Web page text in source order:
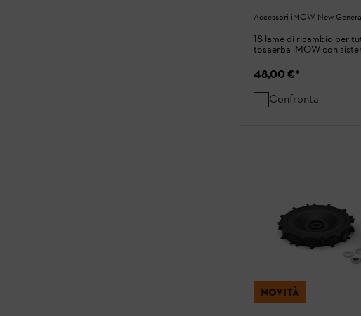
Accessori iMOW New
18 lame di ricambio per
tosaerba iMOW con
48,00 €*
Confronta
NOVITÀ